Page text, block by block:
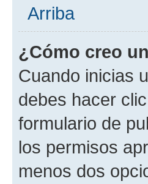
Arriba
¿Cómo creo
Cuando inicias
debes hacer
formulario de
los permisos
menos dos